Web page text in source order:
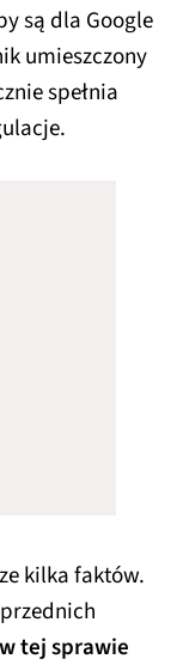
są dla Google
umieszczony
spełnia
kilka faktów.
tej sprawie